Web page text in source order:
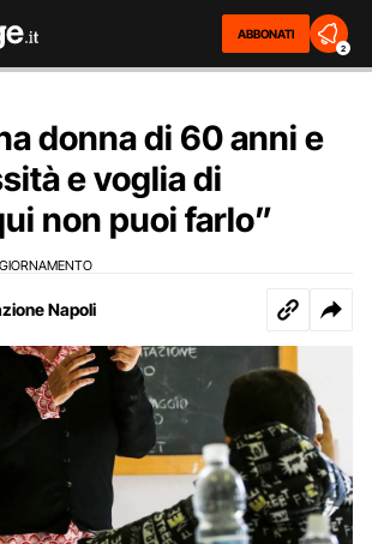
ABBONATI
2
donna di 60 anni e
e voglia di
non puoi farlo”
Napoli